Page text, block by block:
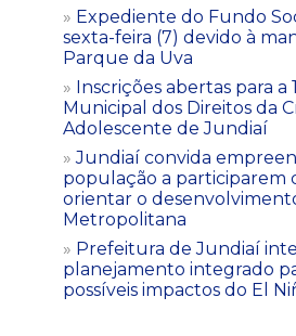
Expediente do Fundo
sexta-feira (7) devido à
Parque da Uva
Inscrições abertas para a
Municipal dos Direitos da
Adolescente de Jundiaí
Jundiaí convida
população a participarem
orientar o
Metropolitana
Prefeitura de Jundiaí
planejamento integrado
possíveis impactos do El